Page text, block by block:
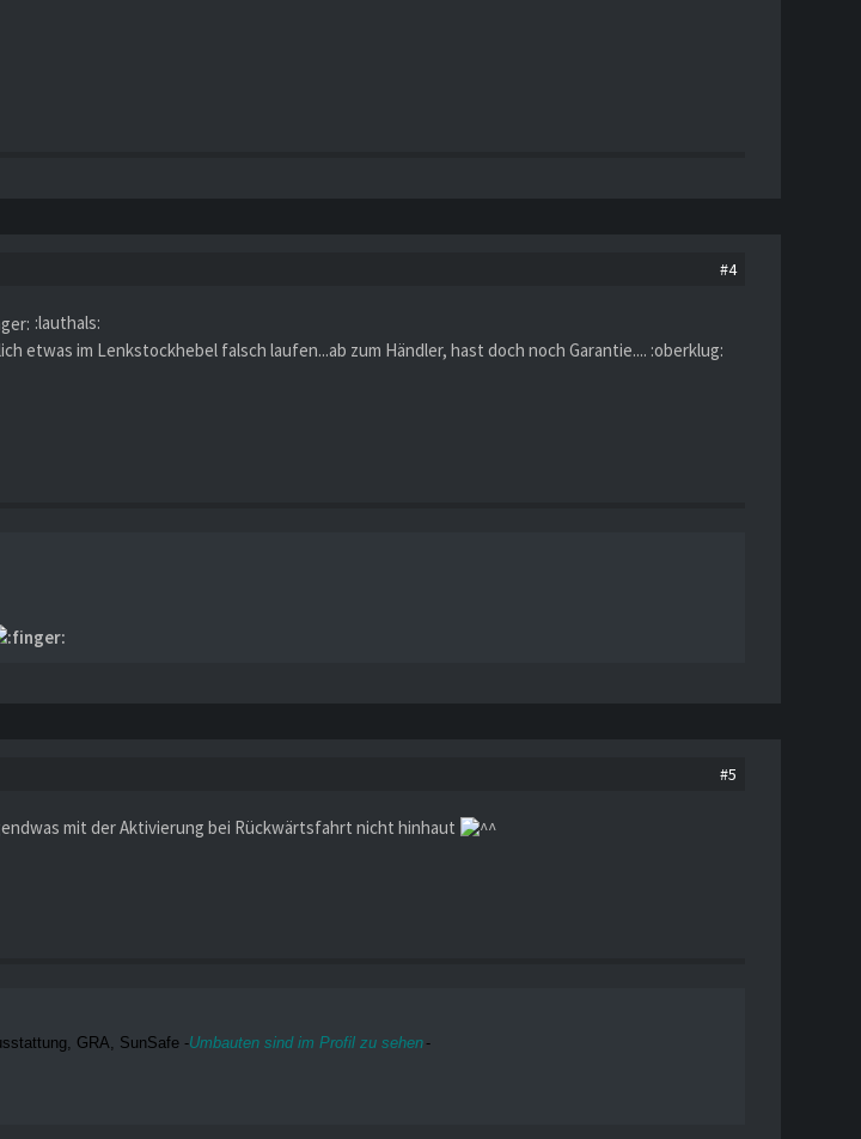
#4
:lauthals:
etwas im Lenkstockhebel falsch laufen...ab zum Händler, hast doch noch Garantie.... :oberklug:
#5
mit der Aktivierung bei Rückwärtsfahrt nicht hinhaut
GRA, SunSafe -Umbauten sind im Profil zu sehen-